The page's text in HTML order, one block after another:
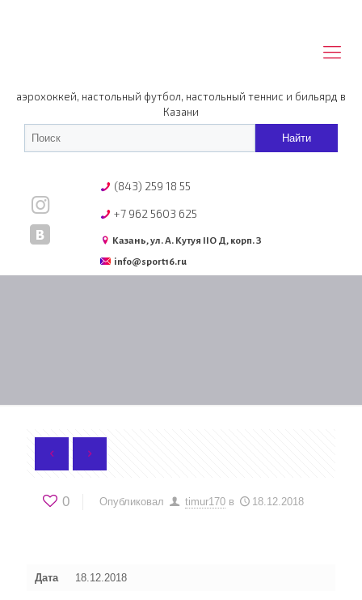
аэрохоккей, настольный футбол, настольный теннис и бильярд в
Казани
(843) 259 18 55
+7 962 5603 625
Казань, ул. А. Кутуя IIO Д, корп. З
info@sport16.ru
0 Опубликовал timur170 в 18.12.2018
Дата 18.12.2018